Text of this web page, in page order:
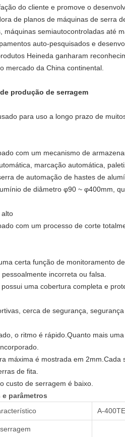
do cliente e promove o
de planos de máquinas de serra
máquinas semiautocontroladas até
auto-pesquisados ​​e
Heineda ganharam
mercado da China continental.
produção de serragem
para uso a longo prazo de
com um mecanismo de
marcação automática,
de automação de hastes de
de diâmetro φ90 ~ φ400mm,
alto
com um processo de corte
certa função de monitoramento
incorreta ou falsa.
uma cobertura completa e
cerca de segurança,
o ritmo é rápido.Quanto mais
máxima é mostrada em
de fita.
custo de serragem é baixo.
parâmetros
A-